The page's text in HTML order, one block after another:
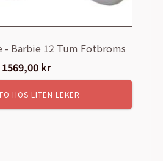
- Barbie 12 Tum Fotbroms
1569,00 kr
HOS LITEN LEKER